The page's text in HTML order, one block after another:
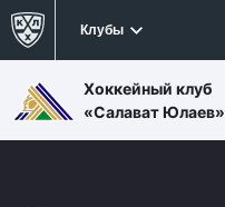
Клубы
Хоккейный клуб
«Салават Юлаев»